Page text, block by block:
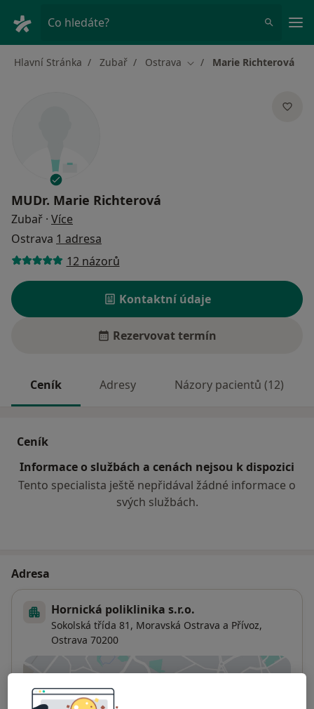
Co hledáte?
Hlavní Stránka Zubař Ostrava Změna města
Marie Richterová
MUDr. Marie Richterová
Zubař · Více
Ostrava 1 adresa
12 názorů
Kontaktní údaje
Rezervovat termín
Ceník Adresy Názory pacientů (12)
Ceník
Informace o službách a cenách nejsou k dispozici
Tento specialista ještě nepřidával žádné informace o
svých službách.
Adresa
Hornická poliklinika s.r.o.
Sokolská třída 81, Moravská Ostrava a Přívoz,
Ostrava 70200